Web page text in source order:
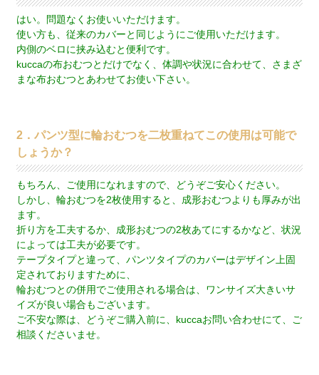
はい。問題なくお使いいただけます。
使い方も、従来のカバーと同じようにご使用いただけます。
内側のベロに挟み込むと便利です。
kuccaの布おむつとだけでなく、体調や状況に合わせて、さまざ
まな布おむつとあわせてお使い下さい。
2．パンツ型に輪おむつを二枚重ねてこの使用は可能で
しょうか？
もちろん、ご使用になれますので、どうぞご安心ください。
しかし、輪おむつを2枚使用すると、成形おむつよりも厚みが出
ます。
折り方を工夫するか、成形おむつの2枚あてにするかなど、状況
によっては工夫が必要です。
テープタイプと違って、パンツタイプのカバーはデザイン上固
定されておりますために、
輪おむつとの併用でご使用される場合は、ワンサイズ大きいサ
イズが良い場合もございます。
ご不安な際は、どうぞご購入前に、kuccaお問い合わせにて、ご
相談くださいませ。